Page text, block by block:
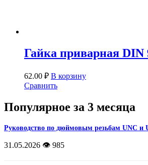
Гайка приварная
62.00 ₽ В корзину
Сравнить
Популярное за 3 месяца
Руководство по дюймовым резьбам UNC и
31.05.2026 👁️ 985